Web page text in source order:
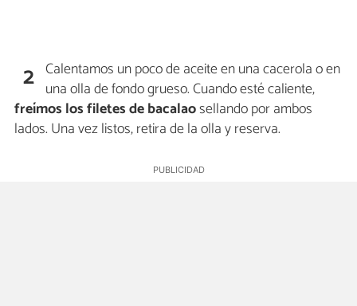
2 Calentamos un poco de aceite en una cacerola o en
una olla de fondo grueso. Cuando esté caliente,
freímos los filetes de bacalaosellando por ambos
lados. Una vez listos, retira de la olla y reserva.